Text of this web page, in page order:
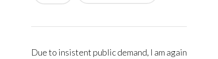
Due to insistent public demand, I am again